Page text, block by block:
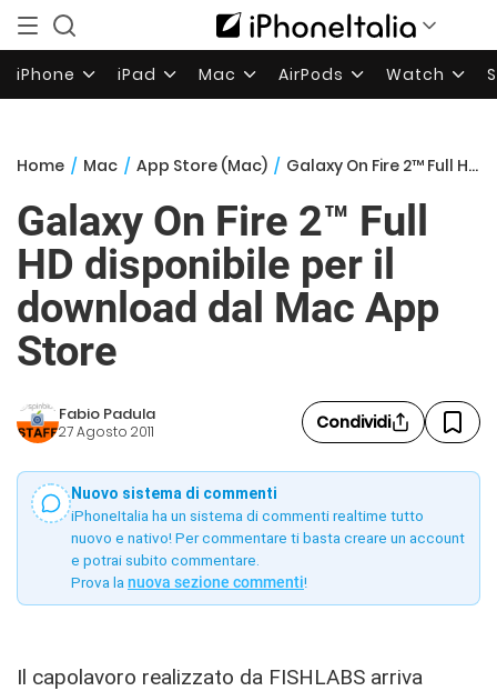
iPhone iPad Mac AirPods Watch
Home / Mac / App Store (Mac) / Galaxy On Fire 2™ Full HD disponibile per il download dal Mac App Store
Galaxy On Fire 2™ Full
HD disponibile per il
download dal Mac App
Store
Fabio Padula
27 Agosto 2011 Condividi
Nuovo sistema di commenti
iPhoneItalia ha un sistema di commenti realtime tutto
nuovo e nativo! Per commentare ti basta creare un account
e potrai subito commentare.
Prova la nuova sezione commenti!
Il capolavoro realizzato da FISHLABS arriva